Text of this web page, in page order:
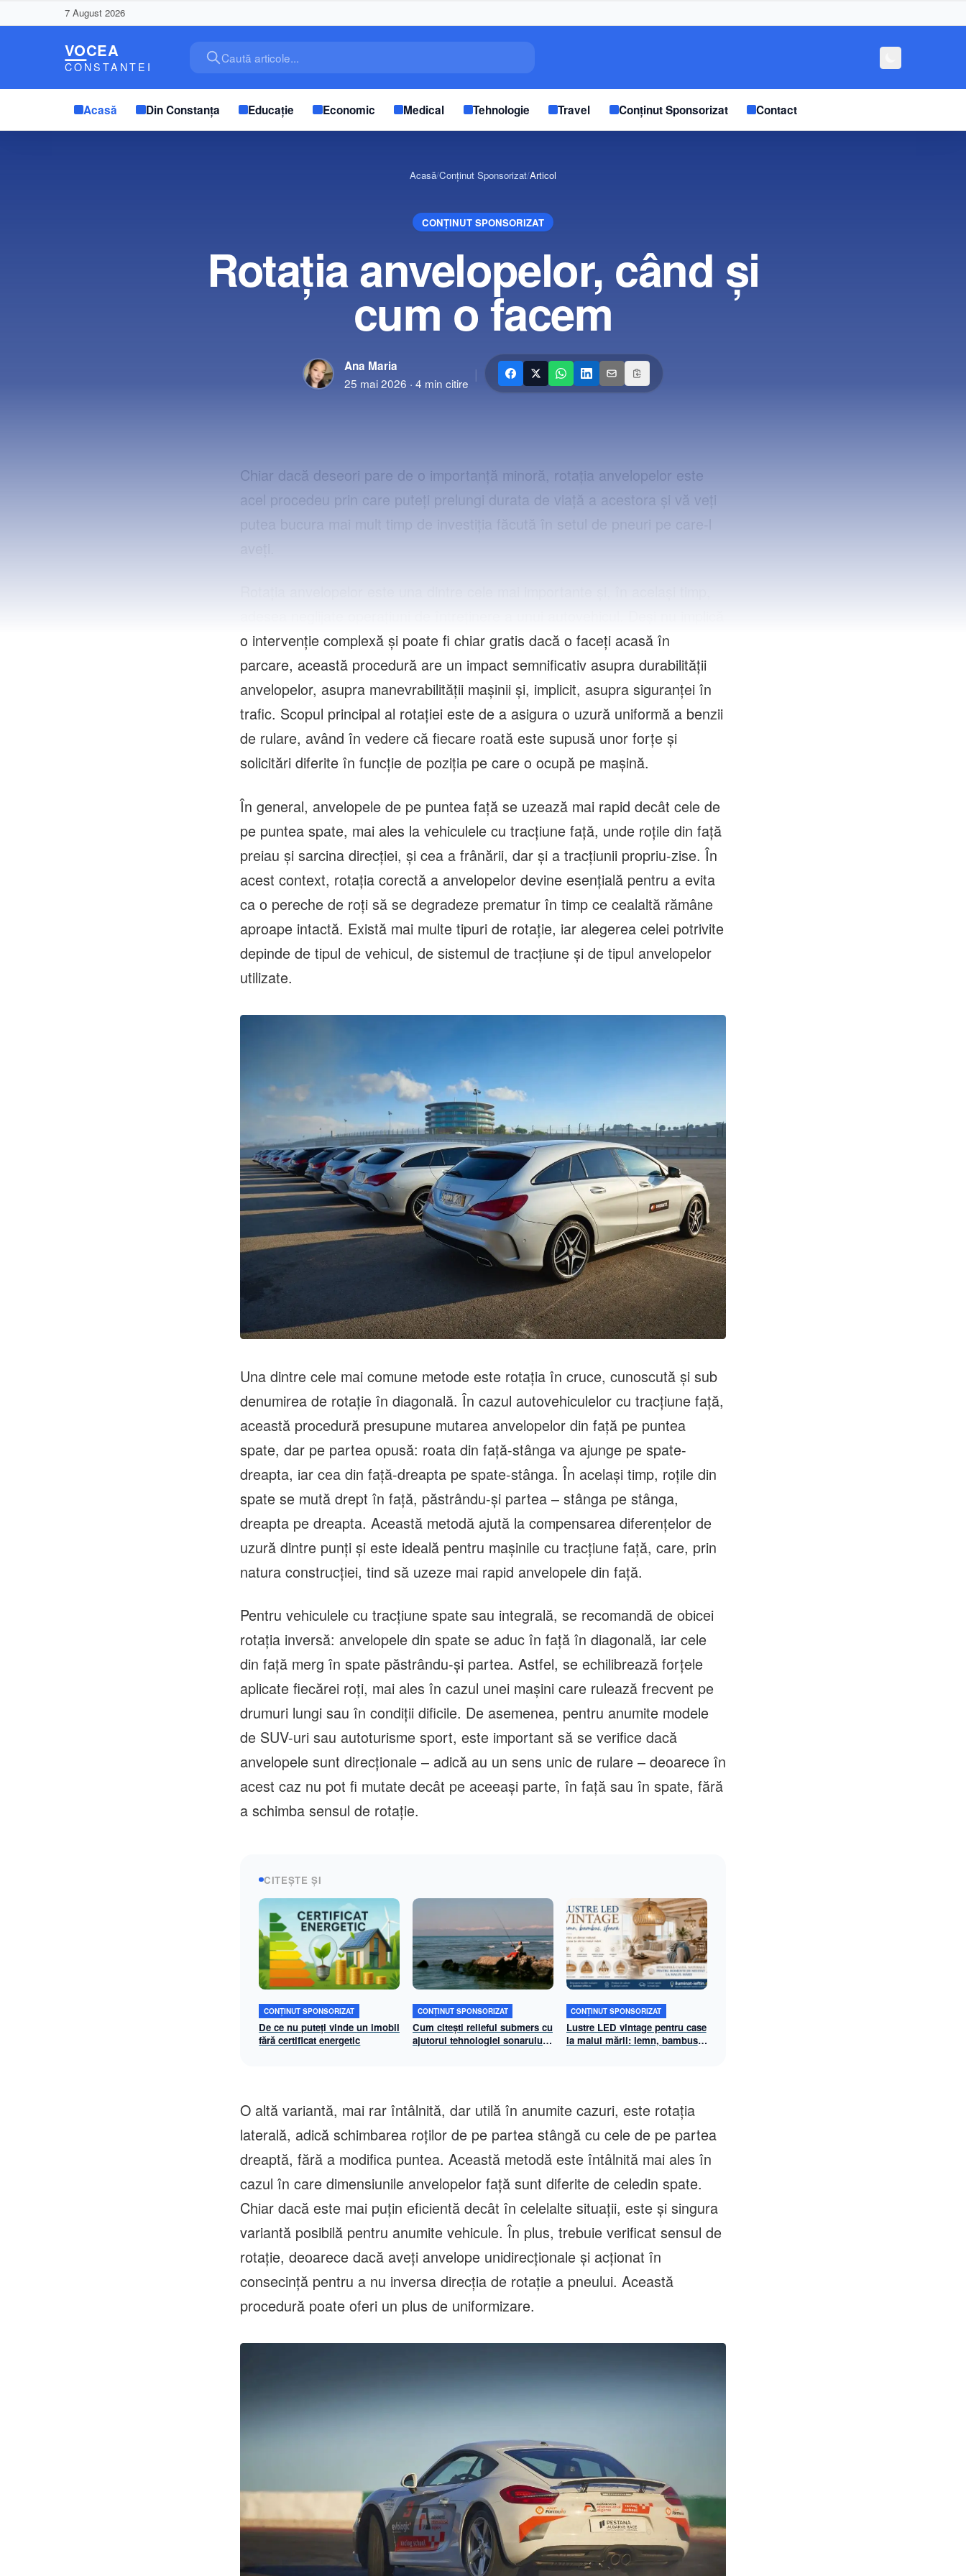
7 August 2026
Caută articole...
Acasă Din Constanța Educație Economic Medical Tehnologie Travel Conținut Sponsorizat Contact
Acasă/Conținut Sponsorizat/Articol
CONȚINUT SPONSORIZAT
Rotația anvelopelor, când și
cum o facem
Ana Maria
25 mai 2026 · 4 min citire
|
Chiar dacă deseori pare de o importanță minoră, rotația anvelopelor este
acel procedeu prin care puteți prelungi durata de viață a acestora și vă veți
putea bucura mai mult timp de investiția făcută în setul de pneuri pe care-l
o intervenție complexă și poate fi chiar gratis dacă o faceți acasă în
parcare, această procedură are un impact semnificativ asupra durabilității
anvelopelor, asupra manevrabilității mașinii și, implicit, asupra siguranței în
trafic. Scopul principal al rotației este de a asigura o uzură uniformă a benzii
de rulare, având în vedere că fiecare roată este supusă unor forțe și
solicitări diferite în funcție de poziția pe care o ocupă pe mașină.
În general, anvelopele de pe puntea față se uzează mai rapid decât cele de
pe puntea spate, mai ales la vehiculele cu tracțiune față, unde roțile din față
preiau și sarcina direcției, și cea a frânării, dar și a tracțiunii propriu-zise. În
acest context, rotația corectă a anvelopelor devine esențială pentru a evita
ca o pereche de roți să se degradeze prematur în timp ce cealaltă rămâne
aproape intactă. Există mai multe tipuri de rotație, iar alegerea celei potrivite
depinde de tipul de vehicul, de sistemul de tracțiune și de tipul anvelopelor
utilizate.
Una dintre cele mai comune metode este rotația în cruce, cunoscută și sub
denumirea de rotație în diagonală. În cazul autovehiculelor cu tracțiune față,
această procedură presupune mutarea anvelopelor din față pe puntea
spate, dar pe partea opusă: roata din față-stânga va ajunge pe spate-
dreapta, iar cea din față-dreapta pe spate-stânga. În același timp, roțile din
spate se mută drept în față, păstrându-și partea – stânga pe stânga,
dreapta pe dreapta. Această metodă ajută la compensarea diferențelor de
uzură dintre punți și este ideală pentru mașinile cu tracțiune față, care, prin
natura construcției, tind să uzeze mai rapid anvelopele din față.
Pentru vehiculele cu tracțiune spate sau integrală, se recomandă de obicei
rotația inversă: anvelopele din spate se aduc în față în diagonală, iar cele
din față merg în spate păstrându-și partea. Astfel, se echilibrează forțele
aplicate fiecărei roți, mai ales în cazul unei mașini care rulează frecvent pe
drumuri lungi sau în condiții dificile. De asemenea, pentru anumite modele
de SUV-uri sau autoturisme sport, este important să se verifice dacă
anvelopele sunt direcționale – adică au un sens unic de rulare – deoarece în
acest caz nu pot fi mutate decât pe aceeași parte, în față sau în spate, fără
a schimba sensul de rotație.
CITEȘTE ȘI
CONȚINUT SPONSORIZAT
De ce nu puteți vinde un imobil
fără certificat energetic
CONȚINUT SPONSORIZAT
Cum citești relieful submers cu
ajutorul tehnologiei sonarului
CONȚINUT SPONSORIZAT
Lustre LED vintage pentru case
la malul mării: lemn, bambus
O altă variantă, mai rar întâlnită, dar utilă în anumite cazuri, este rotația
laterală, adică schimbarea roților de pe partea stângă cu cele de pe partea
dreaptă, fără a modifica puntea. Această metodă este întâlnită mai ales în
cazul în care dimensiunile anvelopelor față sunt diferite de celedin spate.
Chiar dacă este mai puțin eficientă decât în celelalte situații, este și singura
variantă posibilă pentru anumite vehicule. În plus, trebuie verificat sensul de
rotație, deoarece dacă aveți anvelope unidirecționale și acționat în
consecință pentru a nu inversa direcția de rotație a pneului. Această
procedură poate oferi un plus de uniformizare.